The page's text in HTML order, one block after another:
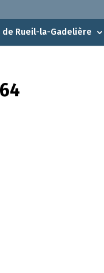
de Rueil-la-Gadelière